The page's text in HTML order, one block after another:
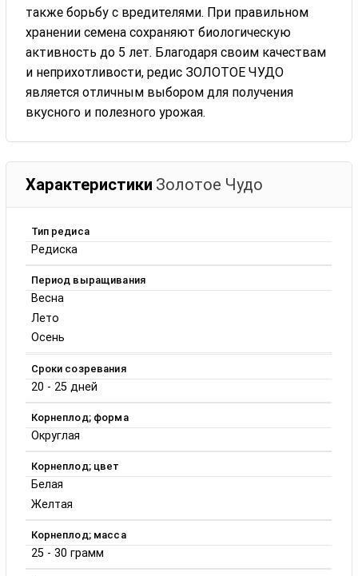
также борьбу с вредителями. При правильном
хранении семена сохраняют биологическую
активность до 5 лет. Благодаря своим качествам
и неприхотливости, редис ЗОЛОТОЕ ЧУДО
является отличным выбором для получения
вкусного и полезного урожая.
Характеристики Золотое Чудо
Тип редиса
Редиска
Период выращивания
Весна
Лето
Осень
Сроки созревания
20 - 25 дней
Корнеплод; форма
Округлая
Корнеплод; цвет
Белая
Желтая
Корнеплод; масса
25 - 30 грамм